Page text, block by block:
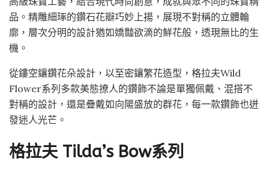
品。精雕細琢的鑽石花瓣巧妙上揚，展現不對稱的立體輪
廓，層次分明的設計猶如嬌豔欲滴的鮮花般，透現無比的生
機。
從鏤空鑲鑽花朵設計，以至密鑲繁花造型，格拉夫Wild
Flower系列多款美態撩人的鑽飾不論是單獨佩戴、混搭不
對稱的設計，還是疊戴如向陽盛放的群花，每一款鑽飾也迸
發迷人光芒。
格拉夫 Tilda’s Bow系列